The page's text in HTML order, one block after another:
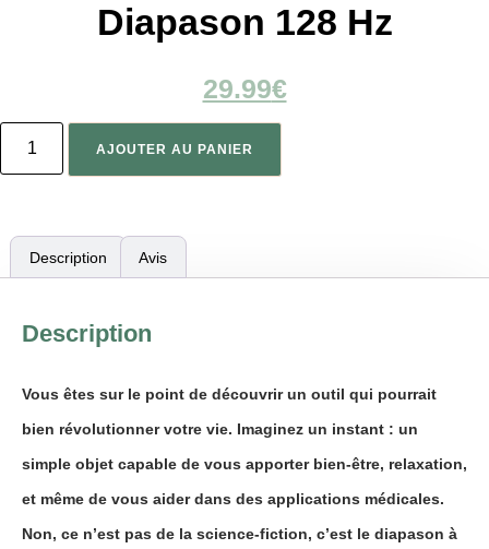
Diapason 128 Hz
29.99€
AJOUTER AU PANIER
Description Avis
Description
Vous êtes sur le point de découvrir un outil qui pourrait
bien révolutionner votre vie. Imaginez un instant : un
simple objet capable de vous apporter bien-être, relaxation,
et même de vous aider dans des applications médicales.
Non, ce n’est pas de la science-fiction, c’est le diapason à